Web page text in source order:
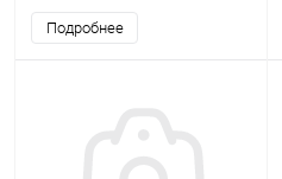
Подробнее